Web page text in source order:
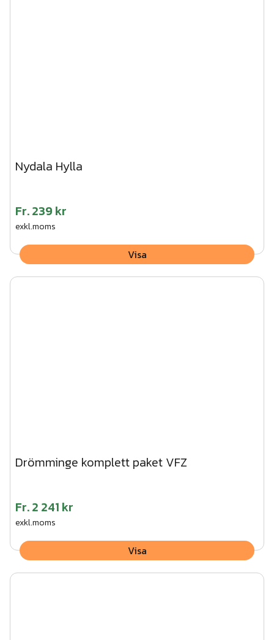
Nydala Hylla
Fr.239 kr
exkl.moms
Visa
Drömminge komplett paket VFZ
Fr.2 241 kr
exkl.moms
Visa